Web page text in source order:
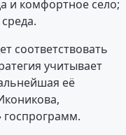
и комфортное село;
соответствовать
учитывает
её
госпрограмм.